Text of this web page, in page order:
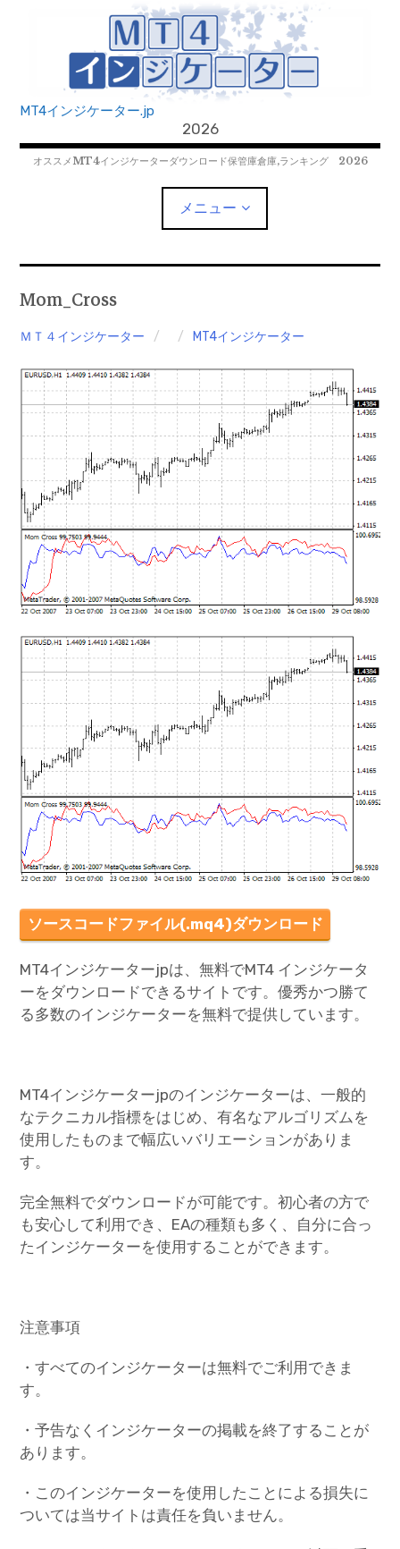
MT4インジケーター.jp
2026
オススメMT4インジケーターダウンロード保管庫倉庫,ランキング 2026
メニュー
MT5EAﾀﾞｳﾝﾛｰﾄﾞ
MT5インジケーター
mqファイルをexファイルにする方法
Mom_Cross
ＭＴ４インジケーター MT4インジケーター
ソースコードファイル(.mq4)ダウンロード
MT4インジケーターjpは、無料でMT4 インジケータ
ーをダウンロードできるサイトです。優秀かつ勝て
る多数のインジケーターを無料で提供しています。
MT4インジケーターjpのインジケーターは、一般的
なテクニカル指標をはじめ、有名なアルゴリズムを
使用したものまで幅広いバリエーションがありま
す。
完全無料でダウンロードが可能です。初心者の方で
も安心して利用でき、EAの種類も多く、自分に合っ
たインジケーターを使用することができます。
注意事項
・すべてのインジケーターは無料でご利用できま
す。
・予告なくインジケーターの掲載を終了することが
あります。
・このインジケーターを使用したことによる損失に
ついては当サイトは責任を負いません。